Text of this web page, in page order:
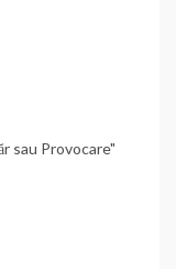
sau Provocare"